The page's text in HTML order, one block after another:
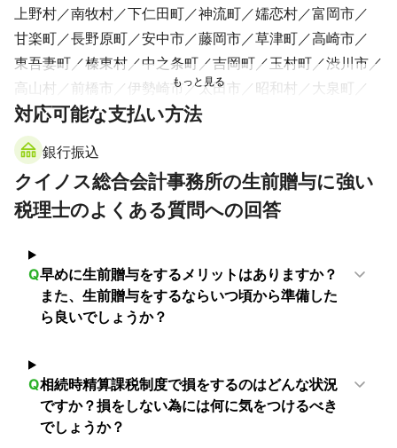
上野村 南牧村 下仁田町 神流町 嬬恋村
富岡市
甘楽町
長野原町 安中市 藤岡市 草津町
高崎市
東吾妻町
榛東村 中之条町 吉岡町 玉村町
渋川市
高山村
前橋市 伊勢崎市 太田市 昭和村
大泉町
千代田町
邑楽町 桐生市 明和町
みなかみ町
【富山県】
南砺市 砺波市 富山市 小矢部市 立山町
射水市
舟橋村
上市町 高岡市 滑川市 魚津市
【鳥取県
若桜町 岩美町 八頭町 智頭町 鳥取市
三朝町
湯梨浜町
北栄町 倉吉市
江府町
【大阪府】
島本町 枚方市 交野市 高槻市 四條畷市
寝屋川市
大東市
茨木市
対応可能な支払い方法
銀行振込
クイノス総合会計事務所の生前贈与に強い
税理士のよくある質問への回答
Q早めに生前贈与をするメリットはありますか？
また、生前贈与をするならいつ頃から準備した
ら良いでしょうか？
Q相続時精算課税制度で損をするのはどんな状況
ですか？損をしない為には何に気をつけるべき
でしょうか？